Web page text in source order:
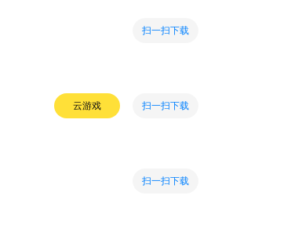
扫一扫下载
云游戏 扫一扫下载
扫一扫下载